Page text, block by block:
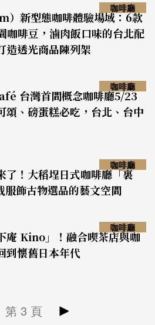
）新型態咖啡體驗場域：6款
咖啡豆，滷肉飯口味的台北配
造透光商品陳列架
咖啡廳
台灣首間概念咖啡廳5/23
頌、磅蛋糕必吃，台北、台中
咖啡廳
了！大稻埕日式咖啡廳「裏
飾古物選品的藝文空間
咖啡廳
庵 Kino」！融合喫茶店與咖
到懷舊日本年代
咖啡廳
第 3 頁